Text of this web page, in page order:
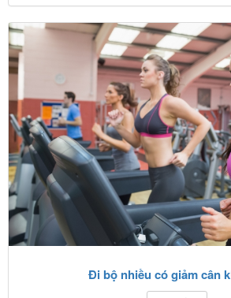
Đi bộ nhiều có giảm cân